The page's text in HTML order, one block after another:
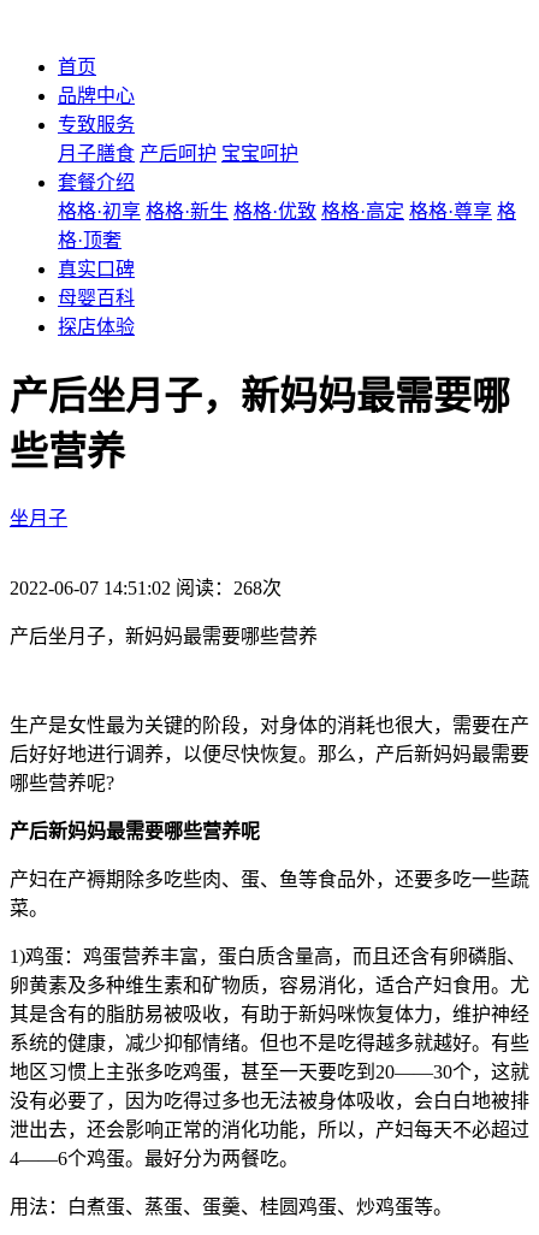
首页
品牌中心
专致服务
月子膳食 产后呵护 宝宝呵护
套餐介绍
格格·初享 格格·新生 格格·优致 格格·高定 格格·尊享 格
格·顶奢
真实口碑
母婴百科
探店体验
产后坐月子，新妈妈最需要哪
些营养
坐月子
2022-06-07 14:51:02 阅读：268次
产后坐月子，新妈妈最需要哪些营养
生产是女性最为关键的阶段，对身体的消耗也很大，需要在产
后好好地进行调养，以便尽快恢复。那么，产后新妈妈最需要
哪些营养呢?
产后新妈妈最需要哪些营养呢
产妇在产褥期除多吃些肉、蛋、鱼等食品外，还要多吃一些蔬
菜。
1)鸡蛋：鸡蛋营养丰富，蛋白质含量高，而且还含有卵磷脂、
卵黄素及多种维生素和矿物质，容易消化，适合产妇食用。尤
其是含有的脂肪易被吸收，有助于新妈咪恢复体力，维护神经
系统的健康，减少抑郁情绪。但也不是吃得越多就越好。有些
地区习惯上主张多吃鸡蛋，甚至一天要吃到20——30个，这就
没有必要了，因为吃得过多也无法被身体吸收，会白白地被排
泄出去，还会影响正常的消化功能，所以，产妇每天不必超过
4——6个鸡蛋。最好分为两餐吃。
用法：白煮蛋、蒸蛋、蛋羹、桂圆鸡蛋、炒鸡蛋等。